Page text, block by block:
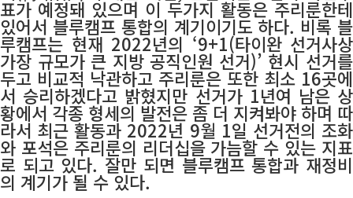
표가 예정돼 있으며 이 두가지 활동은 주리룬한테
있어서 블루캠프 통합의 계기이기도 하다. 비록 블
루캠프는 현재 2022년의 ‘9+1(타이완 선거사상
가장 규모가 큰 지방 공직인원 선거)’ 현시 선거를
두고 비교적 낙관하고 주리룬은 또한 최소 16곳에
서 승리하겠다고 밝혔지만 선거가 1년여 남은 상
황에서 각종 형세의 발전은 좀 더 지켜봐야 하며 따
라서 최근 활동과 2022년 9월 1일 선거전의 조화
와 포석은 주리룬의 리더십을 가늠할 수 있는 지표
로 되고 있다. 잘만 되면 블루캠프 통합과 재정비
의 계기가 될 수 있다.